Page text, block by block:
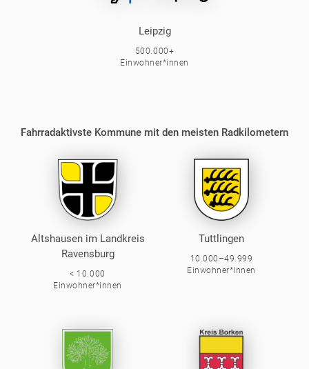
Leipzig
500.000+
Einwohner*innen
Fahrradaktivste Kommune mit den meisten Radkilometern
Altshausen im Landkreis
Ravensburg
< 10.000
Einwohner*innen
Tuttlingen
10.000–49.999
Einwohner*innen